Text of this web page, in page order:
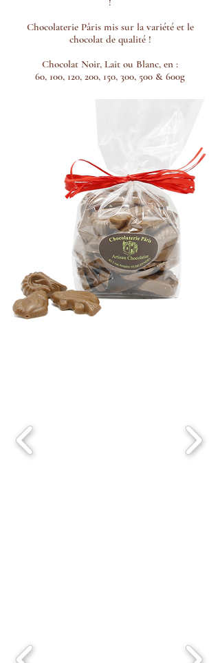
Chocolaterie Pâris mis sur la variété et le
chocolat de qualité !
Chocolat Noir, Lait ou Blanc, en :
60, 100, 120, 200, 150, 300, 500 & 600g